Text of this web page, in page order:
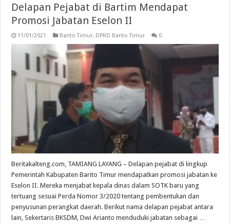
Delapan Pejabat di Bartim Mendapat
Promosi Jabatan Eselon II
11/01/2021 Barito Timur, DPRD Barito Timur 0
Beritakalteng.com, TAMIANG LAYANG – Delapan pejabat di lingkup
Pemerintah Kabupaten Barito Timur mendapatkan promosi jabatan ke
Eselon II. Mereka menjabat kepala dinas dalam SOTK baru yang
tertuang sesuai Perda Nomor 3/2020 tentang pembentukan dan
penyusunan perangkat daerah. Berikut nama delapan pejabat antara
lain, Sekertaris BKSDM, Dwi Arianto menduduki jabatan sebagai …